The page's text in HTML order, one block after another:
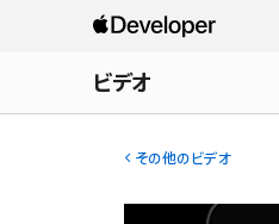
ビデオ
その他のビデオ